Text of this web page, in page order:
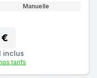
Manuelle
inclus
tarifs